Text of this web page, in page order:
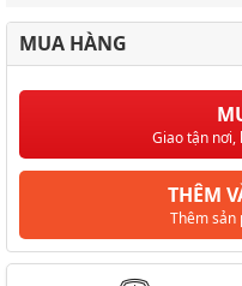
MUA HÀNG
Giao tận nơi,
THÊM
Thêm sản